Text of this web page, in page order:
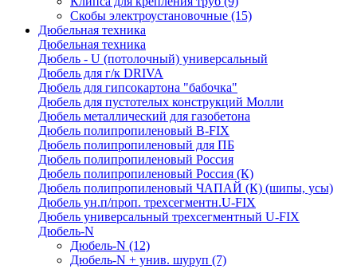
Скобы электроустановочные (15)
Дюбельная техника
Дюбельная техника
Дюбель - U (потолочный) универсальный
Дюбель для г/к DRIVA
Дюбель для гипсокартона "бабочка"
Дюбель для пустотелых конструкций Молли
Дюбель металлический для газобетона
Дюбель полипропиленовый В-FIX
Дюбель полипропиленовый для ПБ
Дюбель полипропиленовый Россия
Дюбель полипропиленовый Россия (К)
Дюбель полипропиленовый ЧАПАЙ (К) (шипы, усы)
Дюбель ун.п/проп. трехсегментн.U-FIX
Дюбель универсальный трехсегментный U-FIX
Дюбель-N
Дюбель-N (12)
Дюбель-N + унив. шуруп (7)